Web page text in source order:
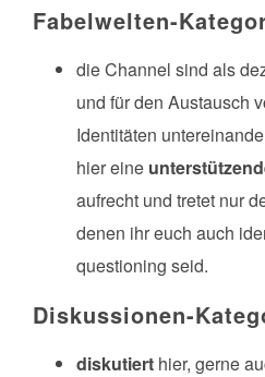
Fabelwelten-
die Channel sind als
und für den Austausch
Identitäten
hier eine
aufrecht und tretet nur
denen ihr euch auch
questioning seid.
Diskussionen-
diskutiert hier, gerne